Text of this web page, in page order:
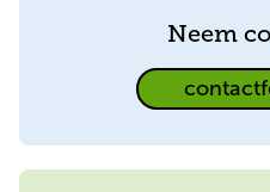
Neem
Neem
op